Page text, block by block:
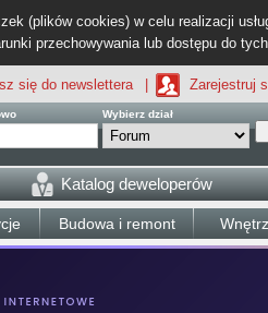
(plików cookies) w celu realizacji
przechowywania lub dostępu do
się do newslettera Zarejestruj
Wybierz dział
Katalog deweloperów
Budowa i remont